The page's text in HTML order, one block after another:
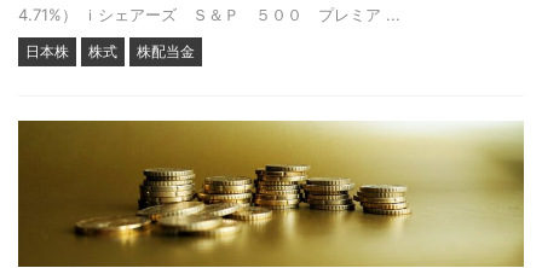
4.71%） ｉシェアーズ Ｓ＆Ｐ ５００ プレミア ...
日本株 株式 株配当金